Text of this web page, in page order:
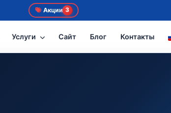
Акции 3
Услуги Сайт Блог Контакты